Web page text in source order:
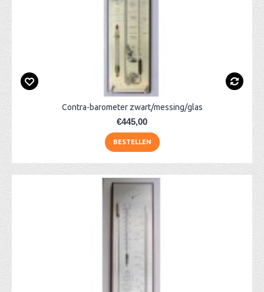
Contra-barometer zwart/messing/glas
€445,00
BESTELLEN